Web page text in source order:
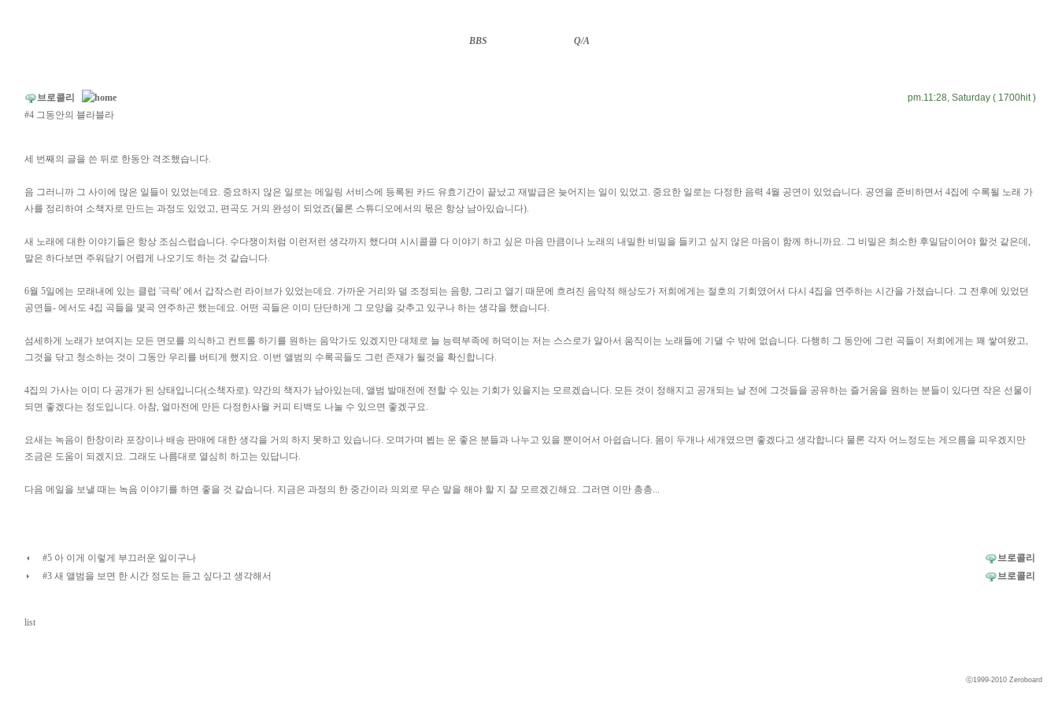
BBS Q/A
브로콜리
pm.11:28, Saturday ( 1700hit )
#4 그동안의 블라블라
세 번째의 글을 쓴 뒤로 한동안 격조했습니다.
음 그러니까 그 사이에 많은 일들이 있었는데요. 중요하지 않은 일로는 메일링 서비스에 등록된 카드 유효기간이 끝났고 재발급은 늦어지는 일이 있었고. 중요한 일로는 다정한 음력 4월 공연이 있었습니다. 공연을 준비하면서 4집에 수록될 노래 가
사를 정리하여 소책자로 만드는 과정도 있었고, 편곡도 거의 완성이 되었죠(물론 스튜디오에서의 몫은 항상 남아있습니다).
새 노래에 대한 이야기들은 항상 조심스럽습니다. 수다쟁이처럼 이런저런 생각까지 했다며 시시콜콜 다 이야기 하고 싶은 마음 만큼이나 노래의 내밀한 비밀을 들키고 싶지 않은 마음이 함께 하니까요. 그 비밀은 최소한 후일담이어야 할것 같은데,
말은 하다보면 주워담기 어렵게 나오기도 하는 것 같습니다.
6월 5일에는 모래내에 있는 클럽 '극락' 에서 갑작스런 라이브가 있었는데요. 가까운 거리와 덜 조정되는 음향, 그리고 열기 때문에 흐려진 음악적 해상도가 저희에게는 절호의 기회였어서 다시 4집을 연주하는 시간을 가졌습니다. 그 전후에 있었던
공연들- 에서도 4집 곡들을 몇곡 연주하곤 했는데요. 어떤 곡들은 이미 단단하게 그 모양을 갖추고 있구나 하는 생각을 했습니다.
섬세하게 노래가 보여지는 모든 면모를 의식하고 컨트롤 하기를 원하는 음악가도 있겠지만 대체로 늘 능력부족에 허덕이는 저는 스스로가 알아서 움직이는 노래들에 기댈 수 밖에 없습니다. 다행히 그 동안에 그런 곡들이 저희에게는 꽤 쌓여왔고,
그것을 닦고 청소하는 것이 그동안 우리를 버티게 했지요. 이번 앨범의 수록곡들도 그런 존재가 될것을 확신합니다.
4집의 가사는 이미 다 공개가 된 상태입니다(소책자로). 약간의 책자가 남아있는데, 앨범 발매전에 전할 수 있는 기회가 있을지는 모르겠습니다. 모든 것이 정해지고 공개되는 날 전에 그것들을 공유하는 즐거움을 원하는 분들이 있다면 작은 선물이
되면 좋겠다는 정도입니다. 아참, 얼마전에 만든 다정한사월 커피 티백도 나눌 수 있으면 좋겠구요.
요새는 녹음이 한창이라 포장이나 배송 판매에 대한 생각을 거의 하지 못하고 있습니다. 오며가며 뵙는 운 좋은 분들과 나누고 있을 뿐이어서 아쉽습니다. 몸이 두개나 세개였으면 좋겠다고 생각합니다 물론 각자 어느정도는 게으름을 피우겠지만
조금은 도움이 되겠지요. 그래도 나름대로 열심히 하고는 있답니다.
다음 메일을 보낼 때는 녹음 이야기를 하면 좋을 것 같습니다. 지금은 과정의 한 중간이라 의외로 무슨 말을 해야 할 지 잘 모르겠긴해요. 그러면 이만 총총...
#5 아 이게 이렇게 부끄러운 일이구나
브로콜리
#3 새 앨범을 보면 한 시간 정도는 듣고 싶다고 생각해서
브로콜리
list
ⓒ1999-2010 Zeroboard